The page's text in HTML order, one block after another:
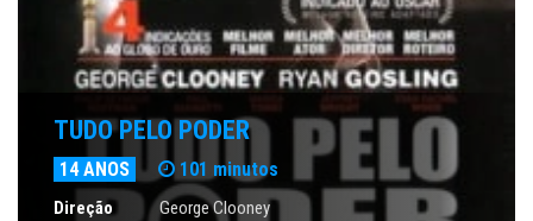
TUDO PELO PODER
14 ANOS 101 minutos
Direção
George Clooney